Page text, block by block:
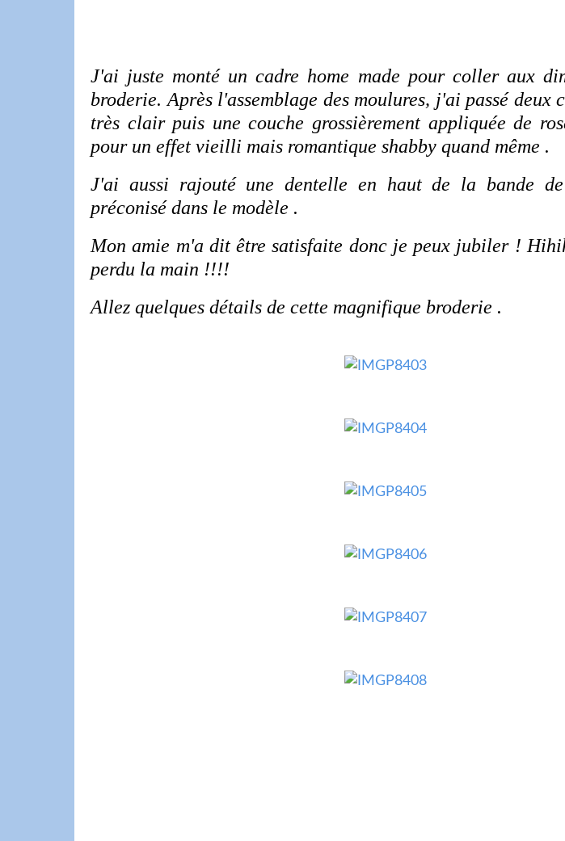
J'ai juste monté un cadre home made pour coller aux
broderie. Après l'assemblage des moulures, j'ai passé deux
très clair puis une couche grossièrement appliquée de
pour un effet vieilli mais romantique shabby quand même .
J'ai aussi rajouté une dentelle en haut de la bande
préconisé dans le modèle .
Mon amie m'a dit être satisfaite donc je peux jubiler !
perdu la main !!!!
Allez quelques détails de cette magnifique broderie .